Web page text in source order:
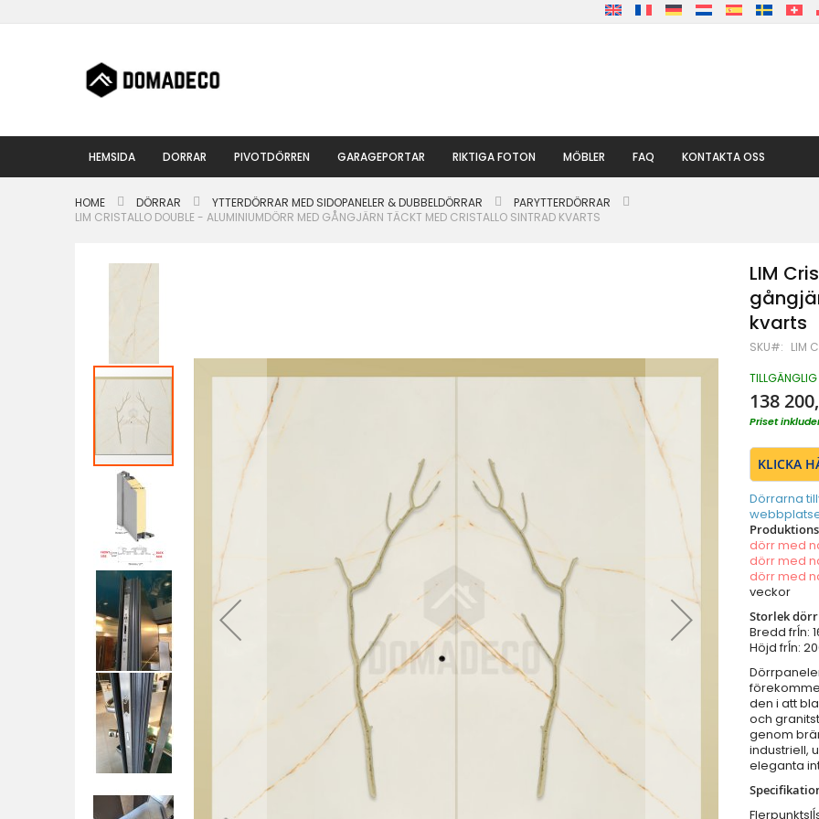
till
HEMSIDA DORRAR PIVOTDÖRREN GARAGEPORTAR RIKTIGA FOTON MÖBLER FAQ KONTAKTA OSS
HOME DÖRRAR YTTERDÖRRAR MED SIDOPANELER & DUBBELDÖRRAR
PARYTTERDÖRRAR
LIM CRISTALLO DOUBLE - ALUMINIUMDÖRR MED GÅNGJÄRN TÄCKT MED CRISTALLO SINTRAD KVARTS
Hoppa
bildgalleriet
LIM
kvarts
SKU LIM
138
Priset
KLICKA
Dörrarna
dörr med
dörr med
dörr med
veckor
Storlek
Bredd frĺn:
Höjd frĺn:
den i att
och
genom
industriell,
eleganta